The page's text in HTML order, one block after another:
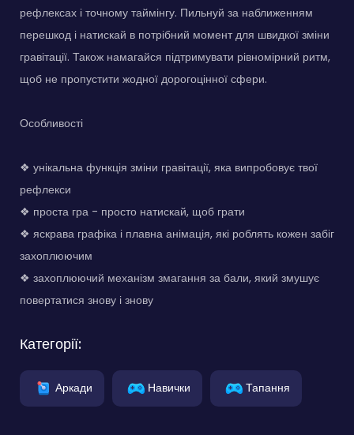
рефлексах і точному таймінгу. Пильнуй за наближенням
перешкод і натискай в потрібний момент для швидкої зміни
гравітації. Також намагайся підтримувати рівномірний ритм,
щоб не пропустити жодної дорогоцінної сфери.
Особливості
❖ унікальна функція зміни гравітації, яка випробовує твої
рефлекси
❖ проста гра - просто натискай, щоб грати
❖ яскрава графіка і плавна анімація, які роблять кожен забіг
захоплюючим
❖ захоплюючий механізм змагання за бали, який змушує
повертатися знову і знову
Категорії:
Аркади Навички Тапання